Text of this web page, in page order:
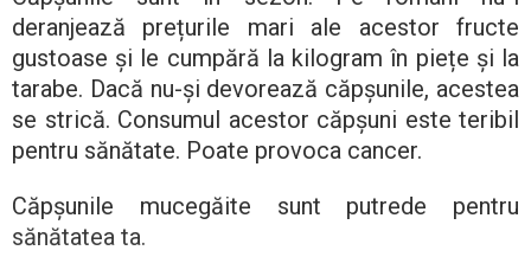
deranjează prețurile mari ale acestor fructe
gustoase și le cumpără la kilogram în piețe și la
tarabe. Dacă nu-și devorează căpșunile, acestea
se strică. Consumul acestor căpșuni este teribil
pentru sănătate. Poate provoca cancer.
Căpșunile mucegăite sunt putrede pentru
sănătatea ta.